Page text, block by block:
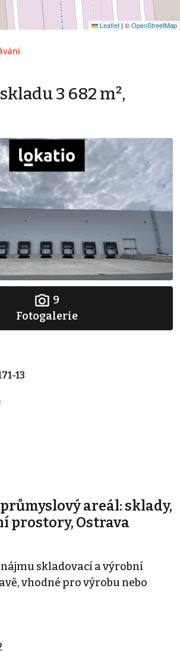
Leaflet | ©OpenStreetMap
3 682 m²,
9
Fotogalerie
13
areál: sklady,
prostory, Ostrava
skladovací a výrobní
vhodné pro výrobu nebo